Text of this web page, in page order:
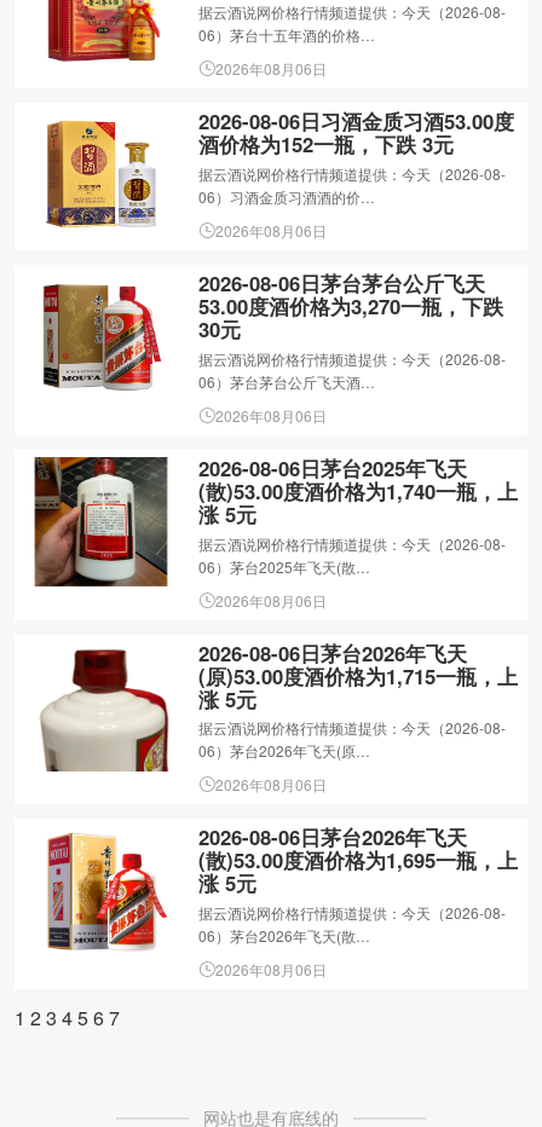
据云酒说网价格行情频道提供：今天（2026-08-
06）茅台十五年酒的价格…
2026年08月06日
2026-08-06日习酒金质习酒53.00度
酒价格为152一瓶，下跌 3元
据云酒说网价格行情频道提供：今天（2026-08-
06）习酒金质习酒酒的价…
2026年08月06日
2026-08-06日茅台茅台公斤飞天
53.00度酒价格为3,270一瓶，下跌
30元
据云酒说网价格行情频道提供：今天（2026-08-
06）茅台茅台公斤飞天酒…
2026年08月06日
2026-08-06日茅台2025年飞天
(散)53.00度酒价格为1,740一瓶，上
涨 5元
据云酒说网价格行情频道提供：今天（2026-08-
06）茅台2025年飞天(散…
2026年08月06日
2026-08-06日茅台2026年飞天
(原)53.00度酒价格为1,715一瓶，上
涨 5元
据云酒说网价格行情频道提供：今天（2026-08-
06）茅台2026年飞天(原…
2026年08月06日
2026-08-06日茅台2026年飞天
(散)53.00度酒价格为1,695一瓶，上
涨 5元
据云酒说网价格行情频道提供：今天（2026-08-
06）茅台2026年飞天(散…
2026年08月06日
1 2 3 4567
网站也是有底线的